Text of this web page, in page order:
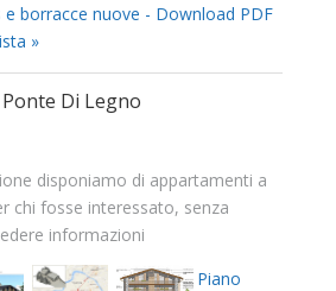
e borracce nuove - Download PDF
»
Di Legno
disponiamo di appartamenti a
chi fosse interessato, senza
informazioni
Piano